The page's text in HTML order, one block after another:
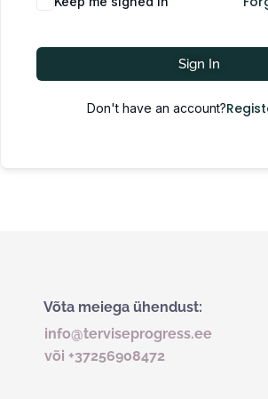
Sign In
Don't have an account?
Võta meiega ühendust:
info@terviseprogress.ee
või +37256908472